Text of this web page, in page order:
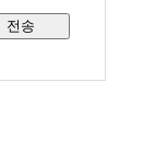
전송